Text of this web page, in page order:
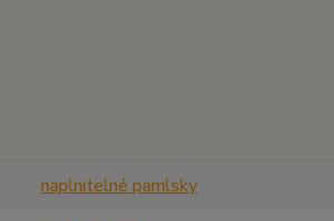
naplnitelné pamlsky